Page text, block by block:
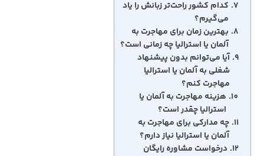
کدام کشور راحت‌تر زبانش را یاد
می‌گیرم؟
بهترین زمان برای مهاجرت به
آلمان یا استرالیا چه زمانی است؟
آیا می‌توانم بدون پیشنهاد
شغلی به آلمان یا استرالیا
مهاجرت کنم؟
هزینه مهاجرت به آلمان یا
استرالیا چقدر است؟
چه مدارکی برای مهاجرت به
آلمان یا استرالیا نیاز دارم؟
درخواست مشاوره رایگان